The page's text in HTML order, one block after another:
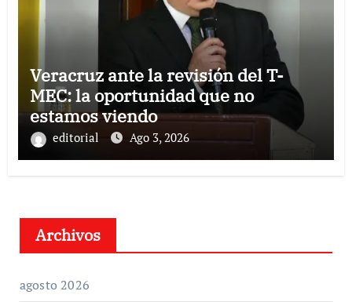
Veracruz ante la revisión del T-
MEC: la oportunidad que no
estamos viendo
editorial Ago 3, 2026
Archivos
agosto 2026